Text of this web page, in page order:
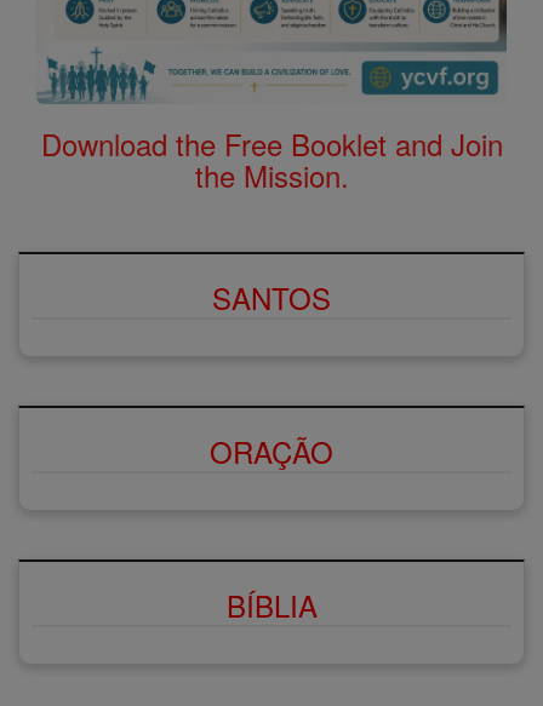
Download the Free Booklet and Join
the Mission.
SANTOS
ORAÇÃO
BÍBLIA